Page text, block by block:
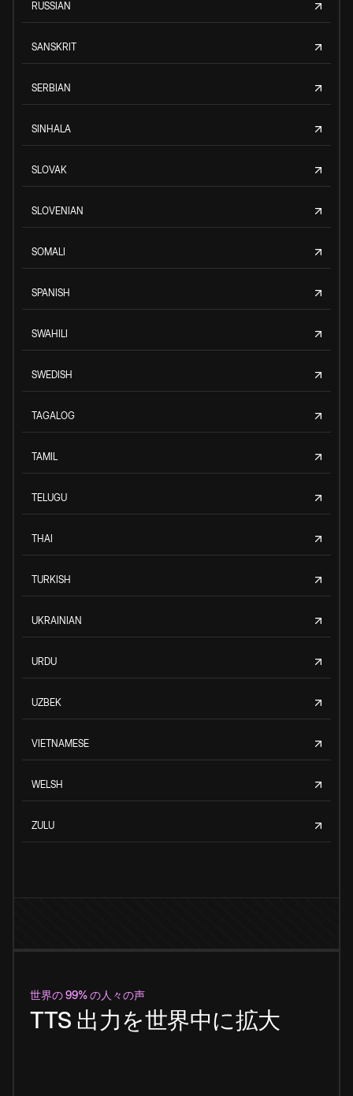
RUSSIAN
SANSKRIT
SERBIAN
SINHALA
SLOVAK
SLOVENIAN
SOMALI
SPANISH
SWAHILI
SWEDISH
TAGALOG
TAMIL
TELUGU
THAI
TURKISH
UKRAINIAN
URDU
UZBEK
VIETNAMESE
WELSH
ZULU
世界の 99% の人々の声
TTS 出力を世界中に拡大